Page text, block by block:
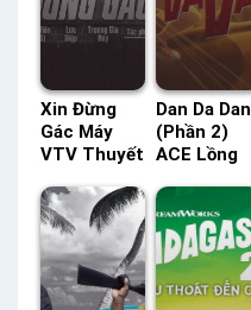
Xin Đừng
Gác Máy
VTV Thuyết
Status: HD
Thuyết
Minh
Dan Da Dan
(Phần 2)
ACE Lồng
Status: 12 /
12 Lồng
Tiếng